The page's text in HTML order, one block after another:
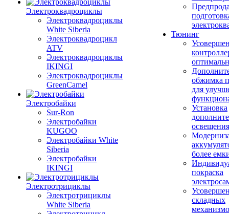
Электроквадроциклы
Электроквадроциклы
White Siberia
Электроквадроцикл
ATV
Электроквадроциклы
IKINGI
Электроквадроциклы
GreenCamel
Электробайки
Sur-Ron
Электробайки
KUGOO
Электробайки White
Siberia
Электробайки
IKINGI
Электротрициклы
Электротрициклы
White Siberia
Тюнинг
обжимка
для
Установка
освещения
более
покраска
складных